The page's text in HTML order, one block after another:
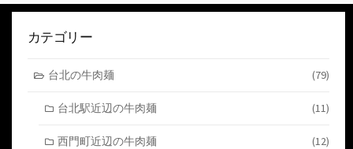
カテゴリー
台北の牛肉麺 (79)
台北駅近辺の牛肉麺 (11)
西門町近辺の牛肉麺 (12)